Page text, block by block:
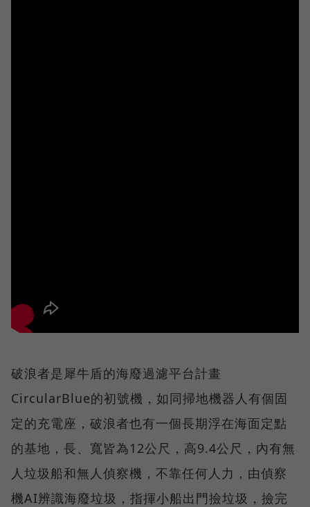
破浪者是犀牛盾的海廢過濾平台計畫
CircularBlue的初號機，如同掃地機器人有個固
定的充電座，破浪者也有一個長期浮在海面定點
的基地，長、寬皆為12公尺，高9.4公尺，內有無
人垃圾船和無人偵察機，不靠任何人力，由偵察
機AI辨識海廢垃圾，指揮小船出門撿垃圾，撿完